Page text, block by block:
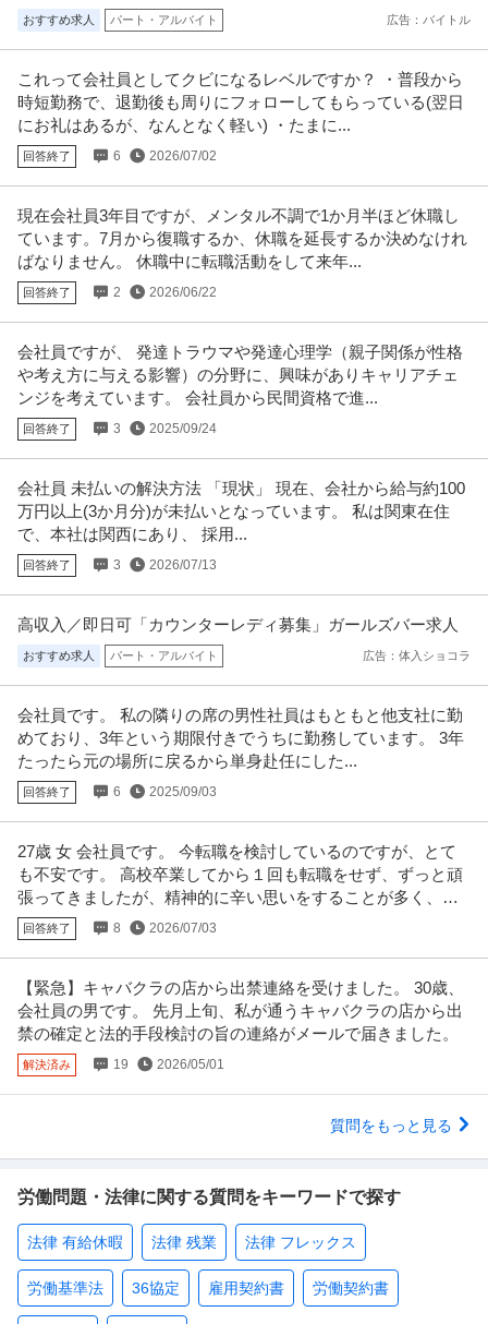
おすすめ求人 パート・アルバイト 広告：バイトル
これって会社員としてクビになるレベルですか？ ・普段から
時短勤務で、退勤後も周りにフォローしてもらっている(翌日
にお礼はあるが、なんとなく軽い) ・たまに...
回答終了 6 2026/07/02
現在会社員3年目ですが、メンタル不調で1か月半ほど休職し
ています。7月から復職するか、休職を延長するか決めなけれ
ばなりません。 休職中に転職活動をして来年...
回答終了 2 2026/06/22
会社員ですが、 発達トラウマや発達心理学（親子関係が性格
や考え方に与える影響）の分野に、興味がありキャリアチェ
ンジを考えています。 会社員から民間資格で進...
回答終了 3 2025/09/24
会社員 未払いの解決方法 「現状」 現在、会社から給与約100
万円以上(3か月分)が未払いとなっています。 私は関東在住
で、本社は関西にあり、 採用...
回答終了 3 2026/07/13
高収入／即日可「カウンターレディ募集」ガールズバー求人
おすすめ求人 パート・アルバイト 広告：体入ショコラ
会社員です。 私の隣りの席の男性社員はもともと他支社に勤
めており、3年という期限付きでうちに勤務しています。 3年
たったら元の場所に戻るから単身赴任にした...
回答終了 6 2025/09/03
27歳 女 会社員です。 今転職を検討しているのですが、とて
も不安です。 高校卒業してから１回も転職をせず、ずっと頑
張ってきましたが、精神的に辛い思いをすることが多く、そ
ろそろ限界が来ました。
回答終了 8 2026/07/03
【緊急】キャバクラの店から出禁連絡を受けました。 30歳、
会社員の男です。 先月上旬、私が通うキャバクラの店から出
禁の確定と法的手段検討の旨の連絡がメールで届きました。
解決済み 19 2026/05/01
質問をもっと見る
労働問題・法律に関する質問をキーワードで探す
法律 有給休暇 法律 残業 法律 フレックス
労働基準法 36協定 雇用契約書 労働契約書